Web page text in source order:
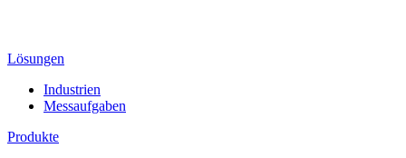
Lösungen
Industrien
Messaufgaben
Produkte